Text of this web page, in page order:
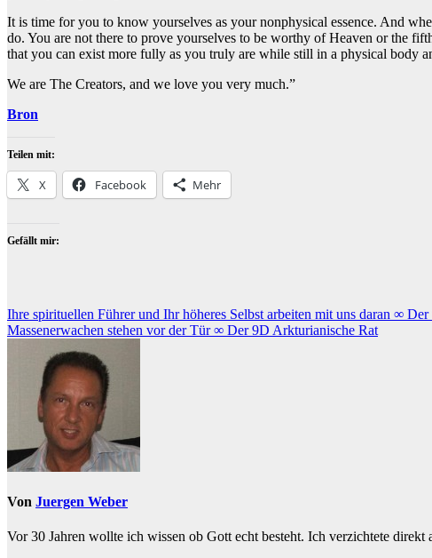
It is time for you to know yourselves as your nonphysical essence. And
do. You are not there to prove yourselves to be worthy of Heaven or the
that you can exist more fully as you truly are while still in a physical body
We are The Creators, and we love you very much.”
Bron
Teilen mit:
X Facebook Mehr
Gefällt mir:
Beitragsnavigation
Ihre spirituellen Führer und Ihr höheres Selbst arbeiten mit uns daran ∞
Massenerwachen stehen vor der Tür ∞ Der 9D Arkturianische Rat
Von Juergen Weber
Vor 30 Jahren wollte ich wissen ob Gott echt besteht. Ich verzichtete